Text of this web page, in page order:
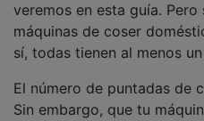
veremos en esta guía.
máquinas de coser
sí, todas tienen al menos
El número de puntadas de
Sin embargo, que tu